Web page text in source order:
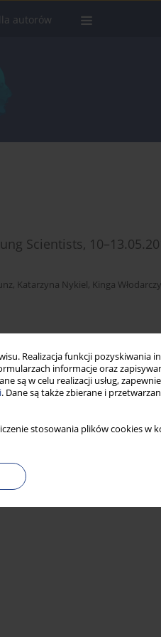
Realizacja funkcji pozyskiwania
informacje oraz
są w celu realizacji usług,
. Dane są także zbierane i
stosowania plików cookies w
autorów
Scientists,
, Katarzyna Nykiel, Kinga